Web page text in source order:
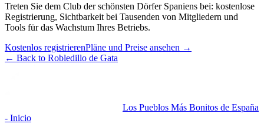
Treten Sie dem Club der schönsten Dörfer Spaniens bei: kostenlose
Registrierung, Sichtbarkeit bei Tausenden von Mitgliedern und
Tools für das Wachstum Ihres Betriebs.
Kostenlos registrierenPläne und Preise ansehen →
← Back to Robledillo de Gata
Los Pueblos Más Bonitos de España
- Inicio